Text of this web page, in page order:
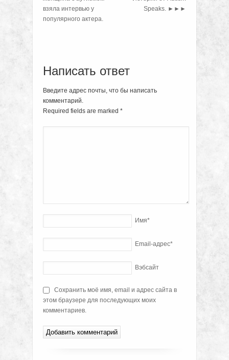
взяла интервью у
популярного актера.
Speaks. ►►►
Написать ответ
Введите адрес почты, что бы написать
комментарий.
Required fields are marked *
Имя*
Email-адрес*
Вэбсайт
Сохранить моё имя, email и адрес сайта в
этом браузере для последующих моих
комментариев.